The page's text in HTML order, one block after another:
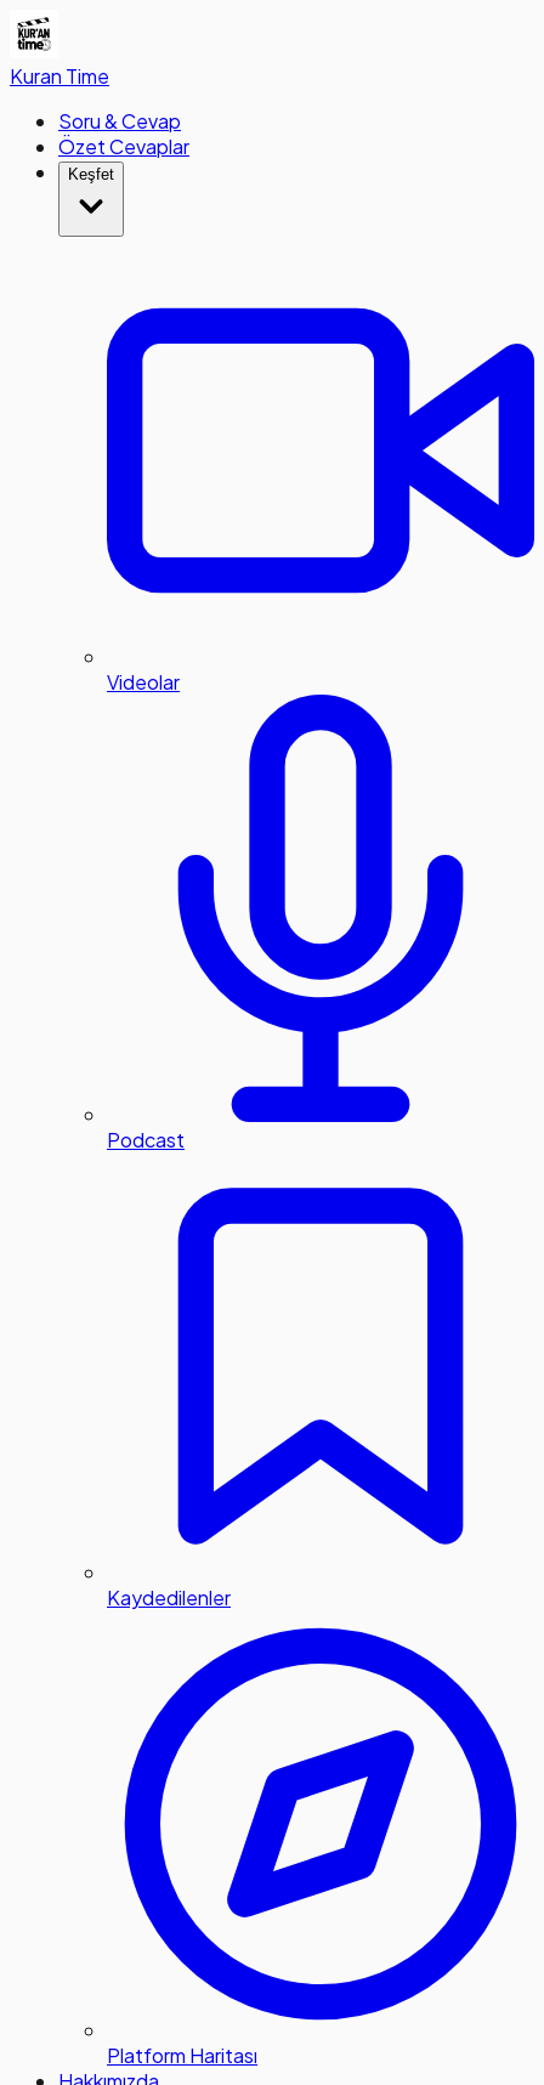
Kuran Time
Soru & Cevap
Özet Cevaplar
Keşfet
Videolar
Podcast
Kaydedilenler
Platform Haritası